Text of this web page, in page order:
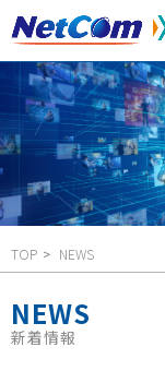
TOP NEWS
NEWS
新着情報